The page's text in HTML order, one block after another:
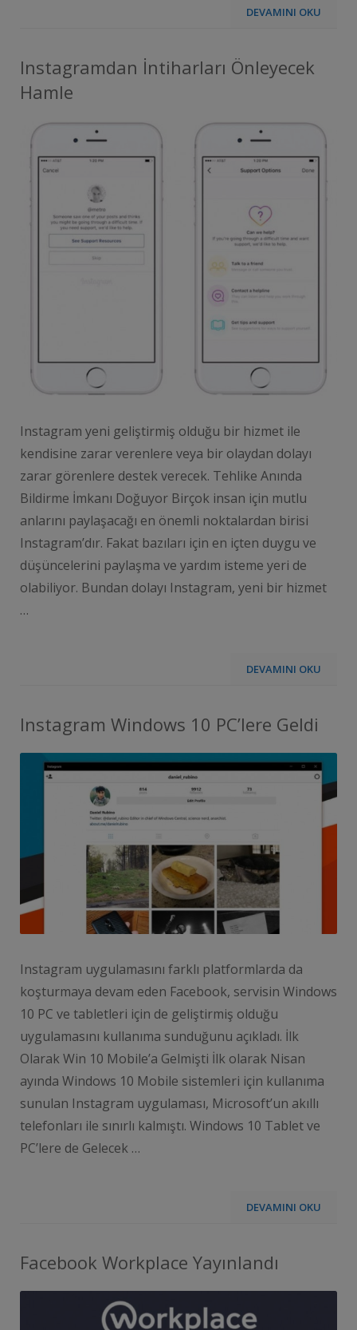
DEVAMINI OKU
Instagramdan İntiharları Önleyecek
Hamle
Instagram yeni geliştirmiş olduğu bir hizmet ile
kendisine zarar verenlere veya bir olaydan dolayı
zarar görenlere destek verecek. Tehlike Anında
Bildirme İmkanı Doğuyor Birçok insan için mutlu
anlarını paylaşacağı en önemli noktalardan birisi
Instagram’dır. Fakat bazıları için en içten duygu ve
düşüncelerini paylaşma ve yardım isteme yeri de
olabiliyor. Bundan dolayı Instagram, yeni bir hizmet
…
DEVAMINI OKU
Instagram Windows 10 PC’lere Geldi
Instagram uygulamasını farklı platformlarda da
koşturmaya devam eden Facebook, servisin Windows
10 PC ve tabletleri için de geliştirmiş olduğu
uygulamasını kullanıma sunduğunu açıkladı. İlk
Olarak Win 10 Mobile’a Gelmişti İlk olarak Nisan
ayında Windows 10 Mobile sistemleri için kullanıma
sunulan Instagram uygulaması, Microsoft’un akıllı
telefonları ile sınırlı kalmıştı. Windows 10 Tablet ve
PC’lere de Gelecek …
DEVAMINI OKU
Facebook Workplace Yayınlandı